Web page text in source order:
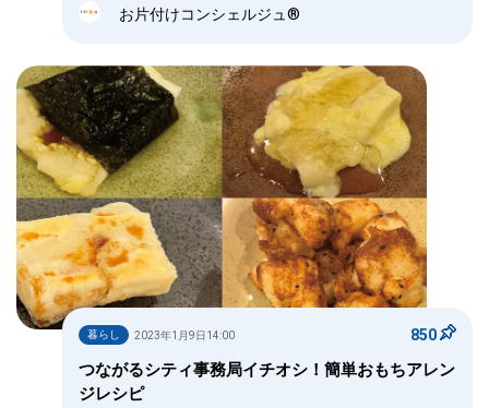
お片付けコンシェルジュ®
暮らし 2023年1月9日14:00 850
つながるシティ事務局イチオシ！簡単おもちアレン
ジレシピ